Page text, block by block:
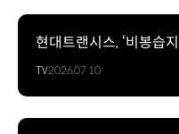
현대트랜시스, ‘비봉습
TV2026.07.10